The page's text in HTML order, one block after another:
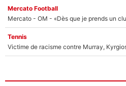
Mercato Football
Tennis